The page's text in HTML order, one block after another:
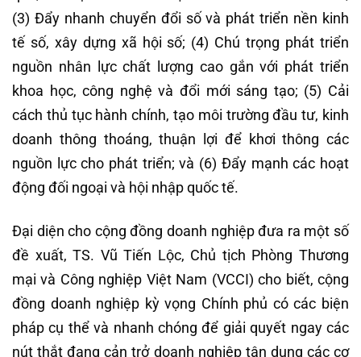
(3) Đẩy nhanh chuyển đổi số và phát triển nền kinh
tế số, xây dựng xã hội số; (4) Chú trọng phát triển
nguồn nhân lực chất lượng cao gắn với phát triển
khoa học, công nghệ và đổi mới sáng tạo; (5) Cải
cách thủ tục hành chính, tạo môi trường đầu tư, kinh
doanh thông thoáng, thuận lợi để khơi thông các
nguồn lực cho phát triển; và (6) Đẩy mạnh các hoạt
động đối ngoại và hội nhập quốc tế.
Đại diện cho cộng đồng doanh nghiệp đưa ra một số
đề xuất, TS. Vũ Tiến Lộc, Chủ tịch Phòng Thương
mại và Công nghiệp Việt Nam (VCCI) cho biết, cộng
đồng doanh nghiệp kỳ vọng Chính phủ có các biện
pháp cụ thể và nhanh chóng để giải quyết ngay các
nút thắt đang cản trở doanh nghiệp tận dụng các cơ